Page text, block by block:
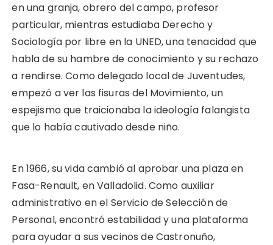
en una granja, obrero del campo, profesor
particular, mientras estudiaba Derecho y
Sociología por libre en la UNED, una tenacidad que
habla de su hambre de conocimiento y su rechazo
a rendirse. Como delegado local de Juventudes,
empezó a ver las fisuras del Movimiento, un
espejismo que traicionaba la ideología falangista
que lo había cautivado desde niño.
En 1966, su vida cambió al aprobar una plaza en
Fasa-Renault, en Valladolid. Como auxiliar
administrativo en el Servicio de Selección de
Personal, encontró estabilidad y una plataforma
para ayudar a sus vecinos de Castronuño,